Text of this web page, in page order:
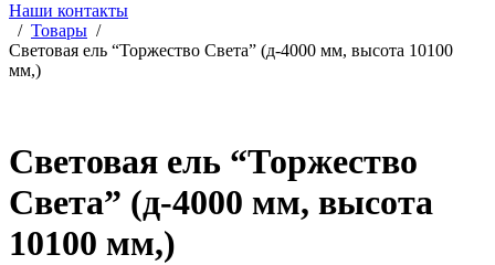
Наши контакты
Товары
Световая ель “Торжество Света” (д-4000 мм, высота 10100
мм,)
Световая ель “Торжество
Света” (д-4000 мм, высота
10100 мм,)